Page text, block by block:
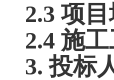
2.3 项目
2.4 施工
3. 投标